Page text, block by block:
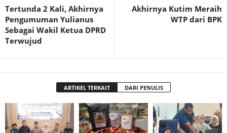
Tertunda 2 Kali, Akhirnya
Pengumuman Yulianus
Sebagai Wakil Ketua DPRD
Terwujud
Akhirnya Kutim Meraih
WTP dari BPK
ARTIKEL TERKAIT DARI PENULIS